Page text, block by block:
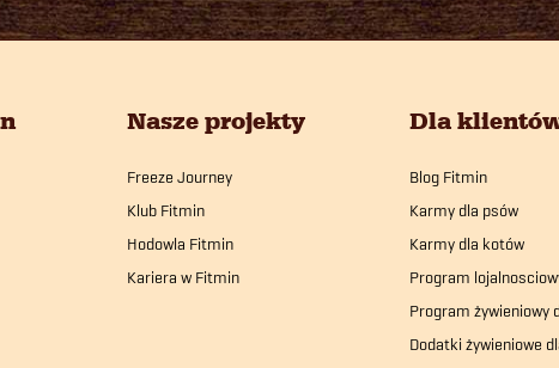
Nasze projekty
Freeze Journey
Klub Fitmin
Hodowla Fitmin
Kariera w Fitmin
Dla
Blog Fitmin
Karmy dla psów
Karmy dla kotów
Program
Program żywieniowy
Dodatki żywieniowe